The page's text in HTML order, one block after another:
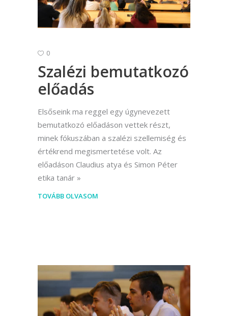
0
Szalézi bemutatkozó
előadás
Elsőseink ma reggel egy úgynevezett
bemutatkozó előadáson vettek részt,
minek fókuszában a szalézi szellemiség és
értékrend megismertetése volt. Az
előadáson Claudius atya és Simon Péter
etika tanár
TOVÁBB OLVASOM